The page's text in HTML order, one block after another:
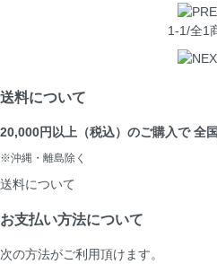
1-1/全1
送料について
20,000円以上（税込）のご購入で 全
※沖縄・離島除く
送料について
お支払い方法について
次の方法がご利用頂けます。